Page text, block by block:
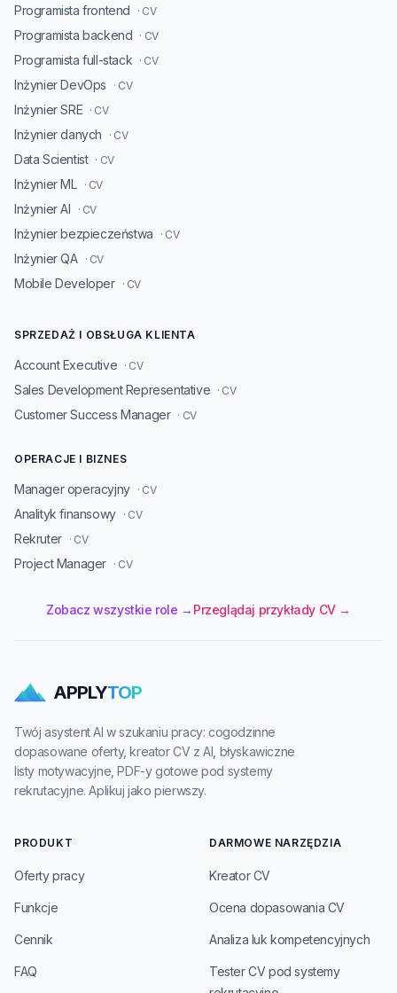
Programista frontend · CV
Programista backend · CV
Programista full-stack · CV
Inżynier DevOps · CV
Inżynier SRE · CV
Inżynier danych · CV
Data Scientist · CV
Inżynier ML · CV
Inżynier AI · CV
Inżynier bezpieczeństwa · CV
Inżynier QA · CV
Mobile Developer · CV
SPRZEDAŻ I OBSŁUGA KLIENTA
Account Executive · CV
Sales Development Representative · CV
Customer Success Manager · CV
OPERACJE I BIZNES
Manager operacyjny · CV
Analityk finansowy · CV
Rekruter · CV
Project Manager · CV
Zobacz wszystkie role → Przeglądaj przykłady CV →
APPLYTOP
Twój asystent AI w szukaniu pracy: cogodzinne
dopasowane oferty, kreator CV z AI, błyskawiczne
listy motywacyjne, PDF-y gotowe pod systemy
rekrutacyjne. Aplikuj jako pierwszy.
PRODUKT
Oferty pracy
Funkcje
Cennik
FAQ
DARMOWE NARZĘDZIA
Kreator CV
Ocena dopasowania CV
Analiza luk kompetencyjnych
Tester CV pod systemy